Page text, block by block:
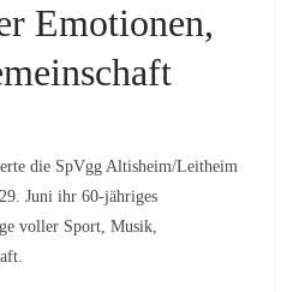
Emotionen,
die SpVgg Altisheim/Leitheim
Juni ihr 60-jähriges
voller Sport, Musik,